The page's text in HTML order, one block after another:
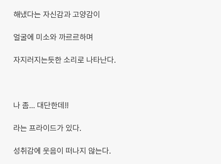
해냈다는 자신감과 고양감이
얼굴에 미소와 까르르하며
자지러지는듯한 소리로 나타난다.
나 좀... 대단한데!!
라는 프라이드가 있다.
성취감에 웃음이 떠나지 않는다.